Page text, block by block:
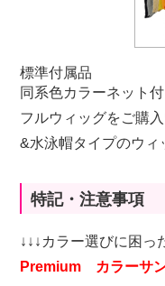
標準付属品
同系色カラーネット付
フルウィッグをご購
&水泳帽タイプのウィ
特記・注意事項
↓↓↓カラー選びに困っ
Premium カラーサ